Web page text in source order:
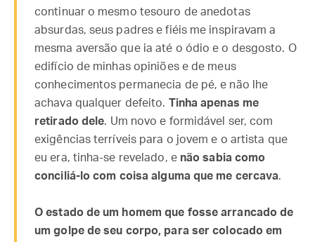
continuar o mesmo tesouro de anedotas
absurdas, seus padres e fiéis me inspiravam a
mesma aversão que ia até o ódio e o desgosto. O
edifício de minhas opiniões e de meus
conhecimentos permanecia de pé, e não lhe
achava qualquer defeito. Tinha apenas me
retirado dele. Um novo e formidável ser, com
exigências terríveis para o jovem e o artista que
eu era, tinha-se revelado, e não sabia como
conciliá-lo com coisa alguma que me cercava.
O estado de um homem que fosse arrancado de
um golpe de seu corpo, para ser colocado em